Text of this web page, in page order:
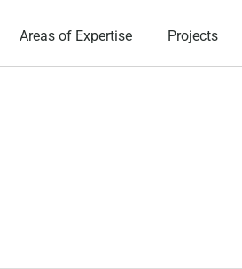
Areas of Expertise Projects